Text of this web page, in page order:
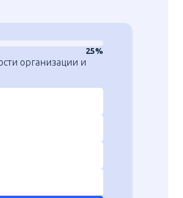
25%
организации и